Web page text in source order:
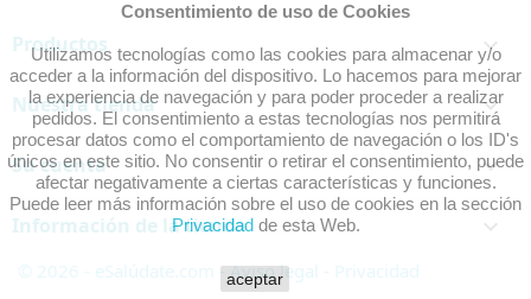
Productos 
Nuestra tienda 
Su cuenta 
Información de la tienda
Consentimiento de uso de Cookies
Utilizamos tecnologías como las cookies para almacenar y/o
acceder a la información del dispositivo. Lo hacemos para mejorar
la experiencia de navegación y para poder proceder a realizar
pedidos. El consentimiento a estas tecnologías nos permitirá
procesar datos como el comportamiento de navegación o los ID's
únicos en este sitio. No consentir o retirar el consentimiento, puede
afectar negativamente a ciertas características y funciones.
Puede leer más información sobre el uso de cookies en la sección
Privacidadde esta Web.
aceptar
© 2026 - eSalúdate.com -Aviso legal